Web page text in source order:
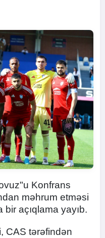
Konfrans
məhrum etməsi
bir açıqlama yayıb.
CAS tərəfindən